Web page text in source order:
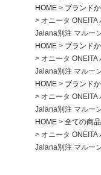
HOME
ブランド
オニータ
Jalana別注 マルー
HOME
ブランド
オニータ
Jalana別注 マルー
HOME
ブランド
オニータ
Jalana別注 マルー
HOME
全ての商品
オニータ
Jalana別注 マルー